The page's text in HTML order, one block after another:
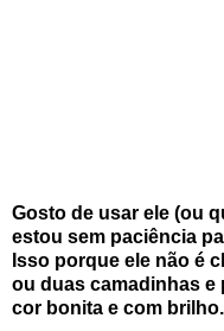
Gosto de usar ele (ou
estou sem paciência
Isso porque ele não é
ou duas camadinhas e
cor bonita e com brilho.